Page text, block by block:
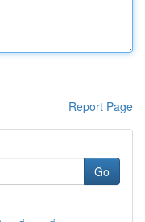
Report Page
Go